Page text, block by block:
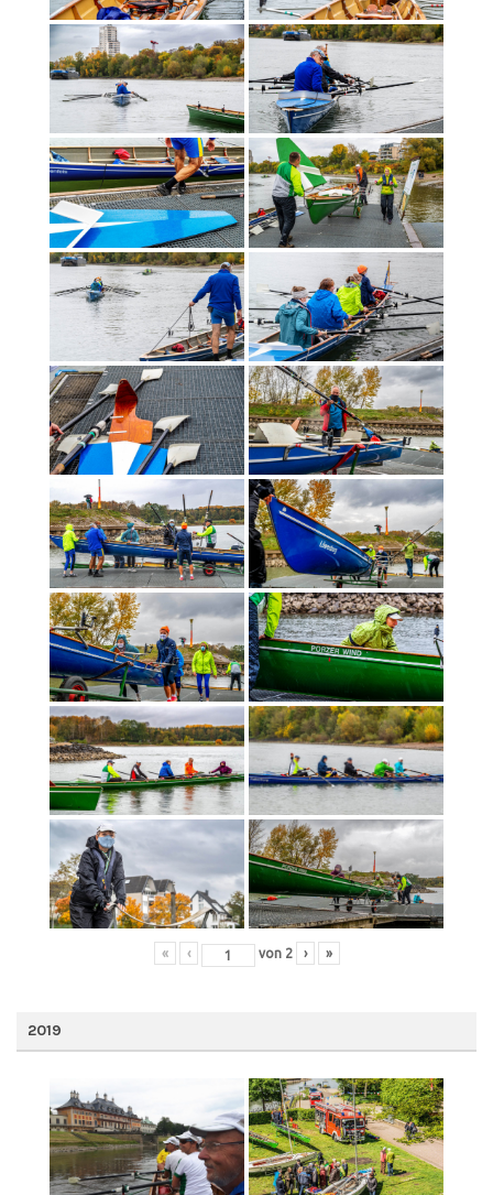
« ‹ von 2 › »
2019